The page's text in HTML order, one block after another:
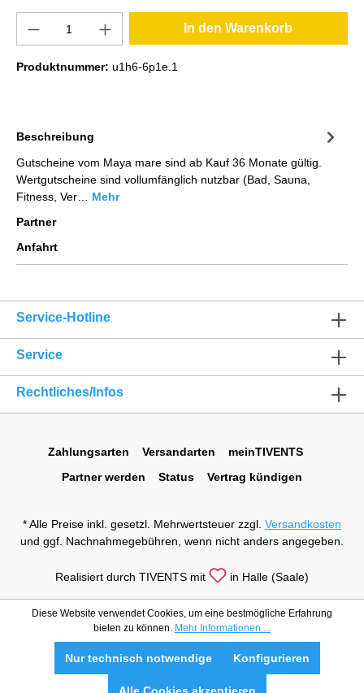
In den Warenkorb
Produktnummer: u1h6-6p1e.1
Beschreibung
Gutscheine vom Maya mare sind ab Kauf 36 Monate gültig.
Wertgutscheine sind vollumfänglich nutzbar (Bad, Sauna,
Fitness, Ver… Mehr
Partner
Anfahrt
Service-Hotline
Service
Rechtliches/Infos
Zahlungsarten Versandarten
meinTIVENTS
Partner werden
Status Vertrag kündigen
* Alle Preise inkl. gesetzl. Mehrwertsteuer zzgl. Versandkosten
und ggf. Nachnahmegebühren, wenn nicht anders angegeben.
Realisiert durch TIVENTS mit in Halle (Saale)
Diese Website verwendet Cookies, um eine bestmögliche Erfahrung
bieten zu können. Mehr Informationen ...
Nur technisch notwendige Konfigurieren